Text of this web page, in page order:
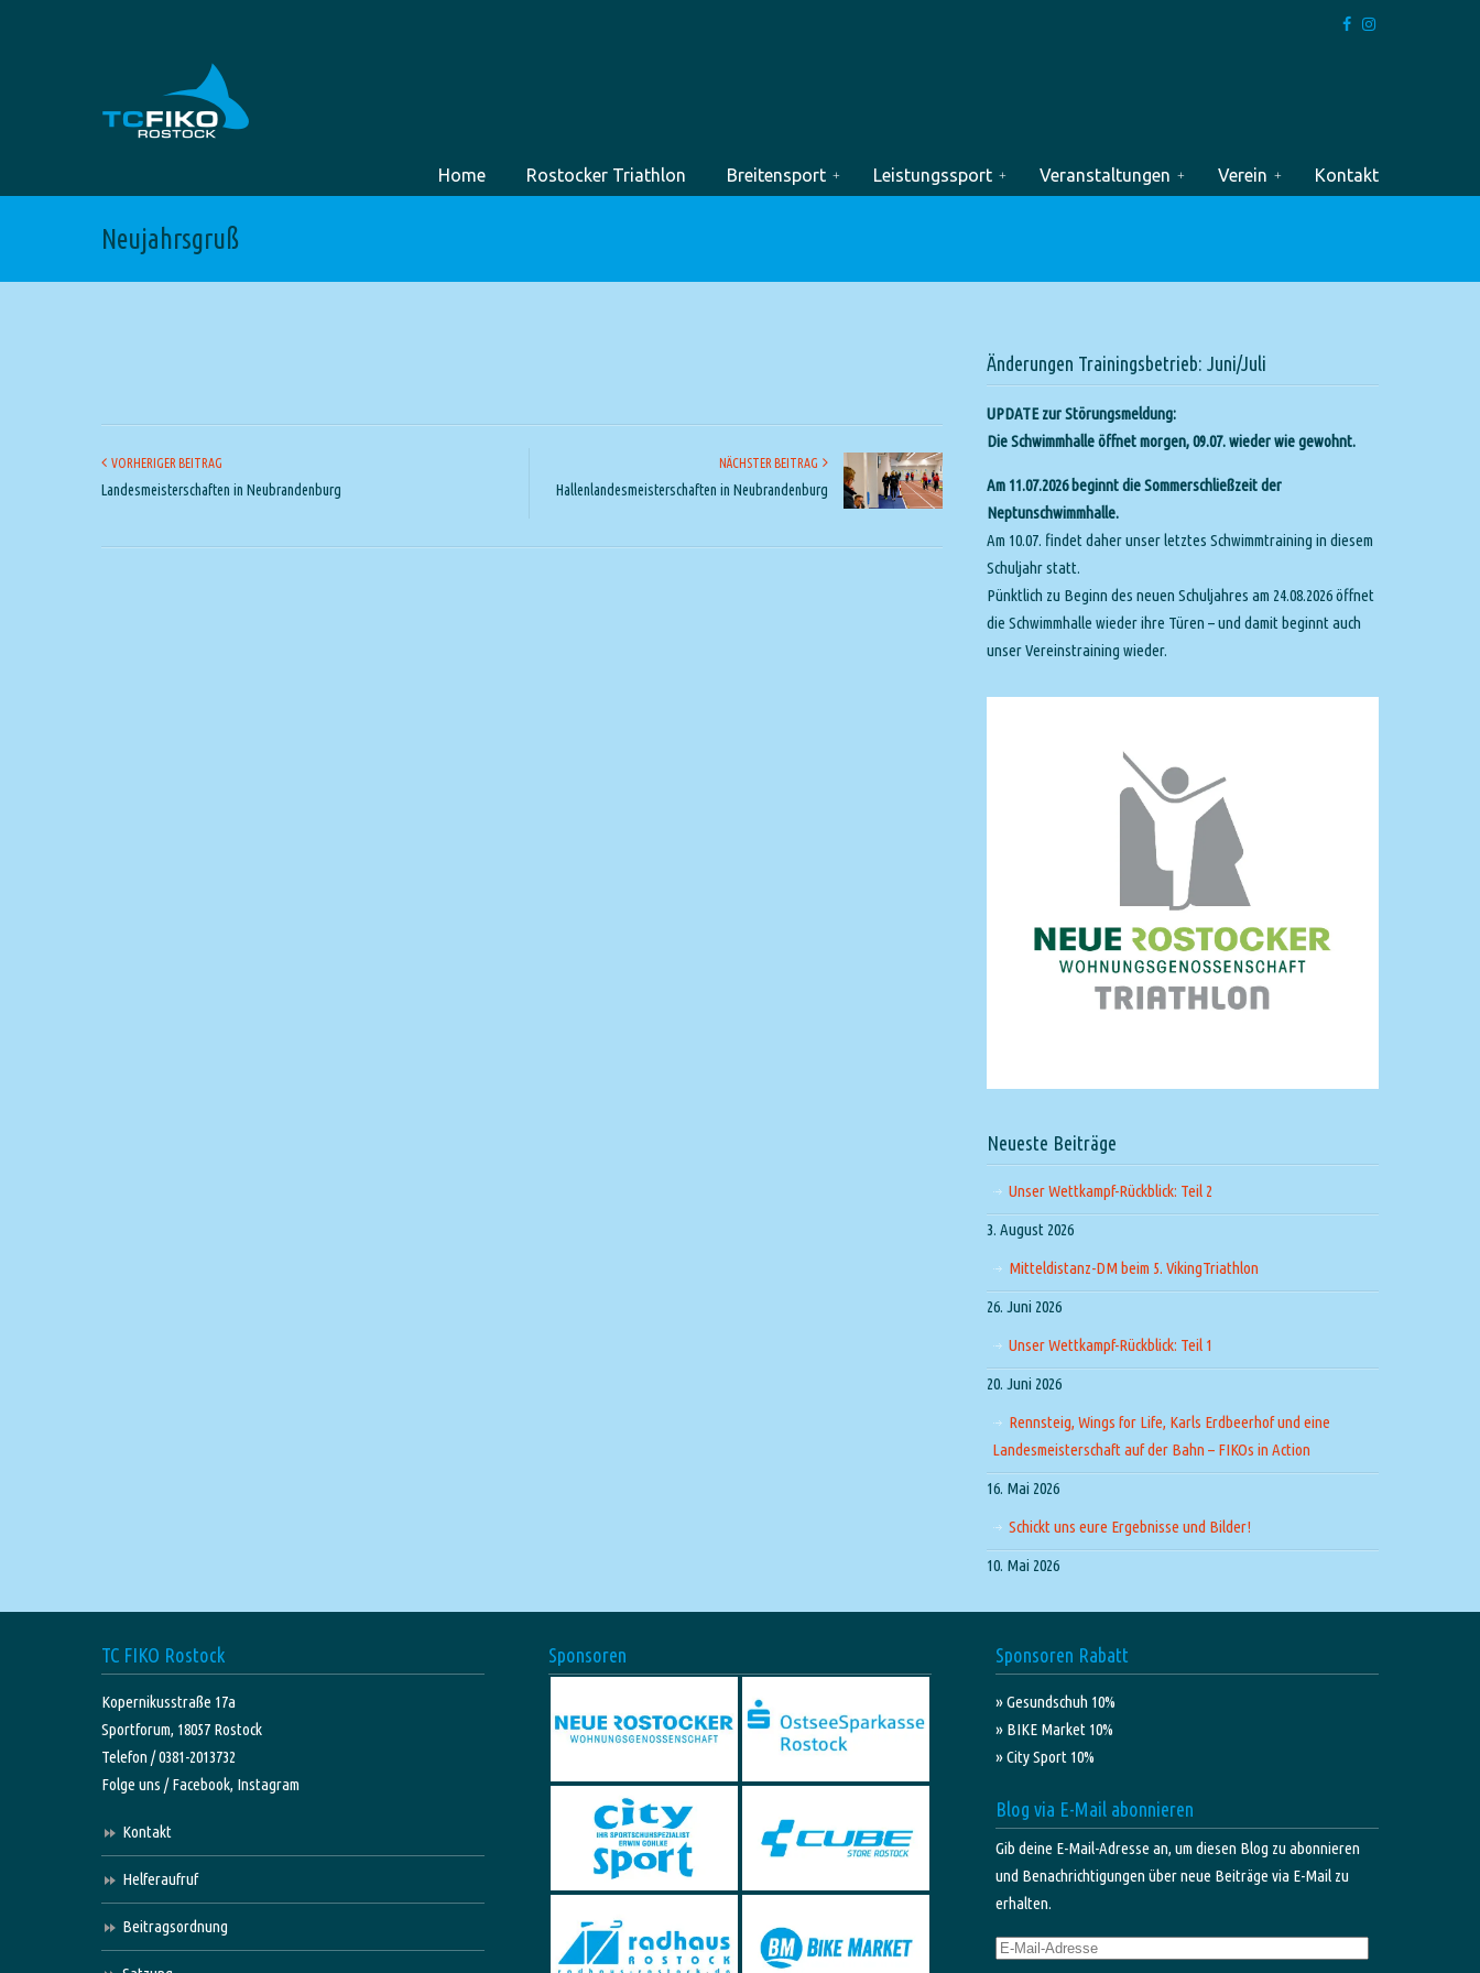
Home Rostocker Triathlon Breitensport Leistungssport Veranstaltungen Verein Kontakt
Neujahrsgruß
VORHERIGER BEITRAG
Landesmeisterschaften in Neubrandenburg
NÄCHSTER BEITRAG
Hallenlandesmeisterschaften in Neubrandenburg
Änderungen Trainingsbetrieb: Juni/Juli
UPDATE zur Störungsmeldung:
Die Schwimmhalle öffnet morgen, 09.07. wieder wie gewohnt.
Am 11.07.2026 beginnt die Sommerschließzeit der
Neptunschwimmhalle.
Am 10.07. findet daher unser letztes Schwimmtraining in diesem
Schuljahr statt.
Pünktlich zu Beginn des neuen Schuljahres am 24.08.2026 öffnet
die Schwimmhalle wieder ihre Türen – und damit beginnt auch
unser Vereinstraining wieder.
Neueste Beiträge
Unser Wettkampf-Rückblick: Teil 2
3. August 2026
Mitteldistanz-DM beim 5. VikingTriathlon
26. Juni 2026
Unser Wettkampf-Rückblick: Teil 1
20. Juni 2026
Rennsteig, Wings for Life, Karls Erdbeerhof und eine
Landesmeisterschaft auf der Bahn – FIKOs in Action
16. Mai 2026
Schickt uns eure Ergebnisse und Bilder!
10. Mai 2026
TC FIKO Rostock
Kopernikusstraße 17a
Sportforum, 18057 Rostock
Telefon / 0381-2013732
Folge uns /Facebook, Instagram
Kontakt
Helferaufruf
Beitragsordnung
Sponsoren Sponsoren Rabatt
» Gesundschuh 10%
» BIKE Market 10%
» City Sport 10%
Blog via E-Mail abonnieren
Gib deine E-Mail-Adresse an, um diesen Blog zu abonnieren
und Benachrichtigungen über neue Beiträge via E-Mail zu
erhalten.
E-